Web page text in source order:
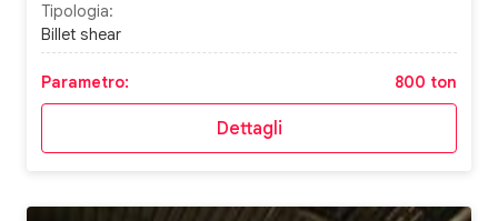
Tipologia:
Billet shear
Parametro: 800 ton
Dettagli